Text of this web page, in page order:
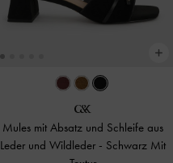
Mules mit Absatz und Schleife aus
Leder und Wildleder - Schwarz Mit